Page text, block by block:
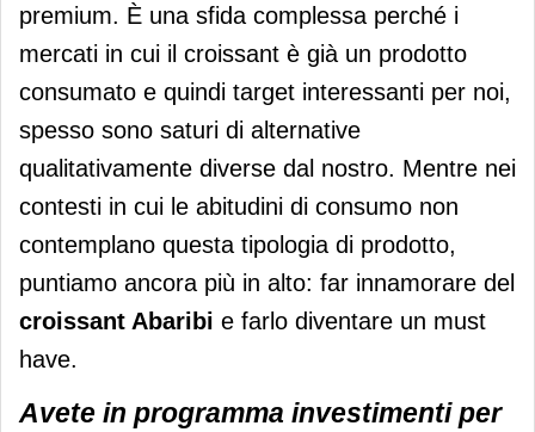
premium. È una sfida complessa perché i
mercati in cui il croissant è già un prodotto
consumato e quindi target interessanti per noi,
spesso sono saturi di alternative
qualitativamente diverse dal nostro. Mentre nei
contesti in cui le abitudini di consumo non
contemplano questa tipologia di prodotto,
puntiamo ancora più in alto: far innamorare del
croissant Abaribi e farlo diventare un must
have.
Avete in programma investimenti per